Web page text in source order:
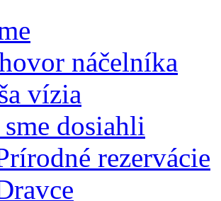
náčelníka
vízia
dosiahli
rezervácie